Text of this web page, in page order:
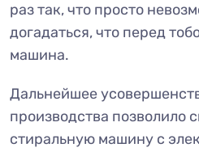
раз так, что просто
догадаться, что перед
машина.
Дальнейшее
производства позволило
стиральную машину с